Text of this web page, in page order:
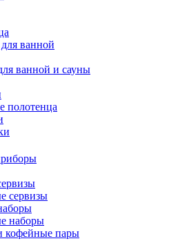
ванной
ванной и сауны
полотенца
сервизы
наборы
кофейные пары